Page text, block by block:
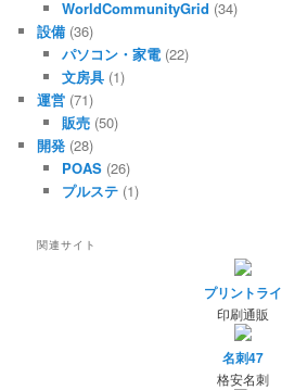
WorldCommunityGrid (34)
設備 (36)
パソコン・家電(22)
文房具(1)
運営 (71)
販売(50)
開発 (28)
POAS(26)
プルステ(1)
関連サイト
プリントライ
印刷通販
名刺47
格安名刺